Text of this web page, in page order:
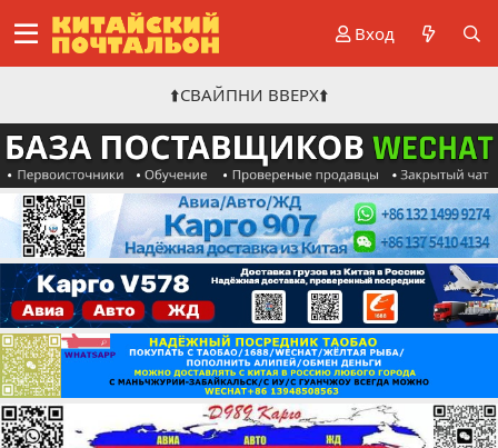
Вход
⬆️СВАЙПНИ ВВЕРХ⬆️